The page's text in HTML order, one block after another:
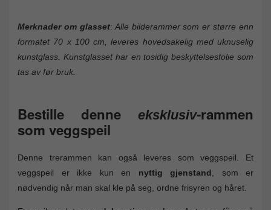
Merknader om glasset: Alle bilderammer som er større enn
formatet 70 x 100 cm, leveres hovedsakelig med uknuselig
kunstglass. Kunstglasset har en tosidig beskyttelsesfolie som
tas av før bruk.
Bestille denne eksklusiv-rammen
som veggspeil
Denne trerammen kan også leveres som veggspeil. Et
veggspeil er ikke kun en nyttig gjenstand, som er
nødvendig når man skal kle på seg, ordne frisyren og håret.